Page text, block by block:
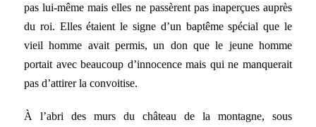
pas lui-même mais elles ne passèrent pas inaperçues auprès
du roi. Elles étaient le signe d’un baptême spécial que le
vieil homme avait permis, un don que le jeune homme
portait avec beaucoup d’innocence mais qui ne manquerait
pas d’attirer la convoitise.
À l’abri des murs du château de la montagne, sous